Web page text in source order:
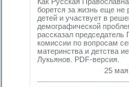
борется за жизнь еще не
детей и участвует в
демографической
рассказал председатель
комиссии по вопросам
материнства и детства
Лукьянов. PDF-версия.
25 мая